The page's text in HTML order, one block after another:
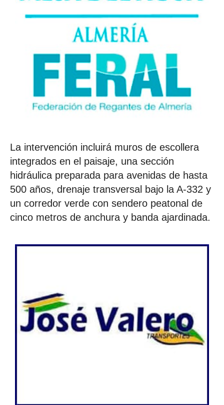
La intervención incluirá muros de escollera
integrados en el paisaje, una sección
hidráulica preparada para avenidas de hasta
500 años, drenaje transversal bajo la A-332 y
un corredor verde con sendero peatonal de
cinco metros de anchura y banda ajardinada.